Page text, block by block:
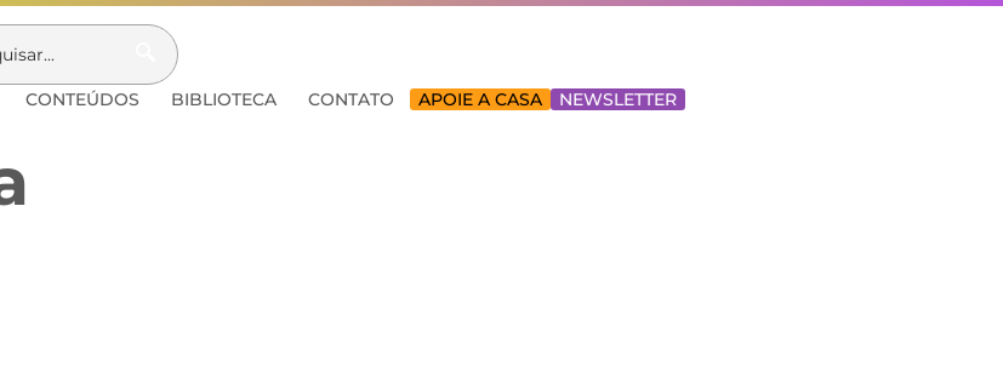
CONTEÚDOS BIBLIOTECA CONTATO APOIE A CASA NEWSLETTER